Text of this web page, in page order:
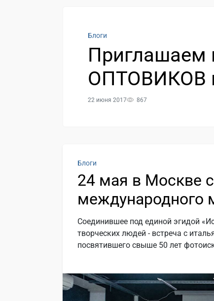
Блоги
Приглашаем
ОПТОВИКОВ
22 июня 2017 867
Блоги
24 мая в Москве
международного
Соединившее под единой эгидой
творческих людей - встреча с
посвятившего свыше 50 лет